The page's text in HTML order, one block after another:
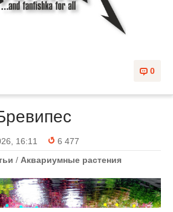
0
16:11
6 477
/ Аквариумные растения